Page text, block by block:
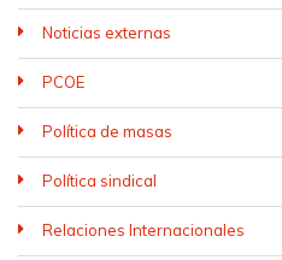
Noticias externas
PCOE
Política de masas
Política sindical
Relaciones Internacionales